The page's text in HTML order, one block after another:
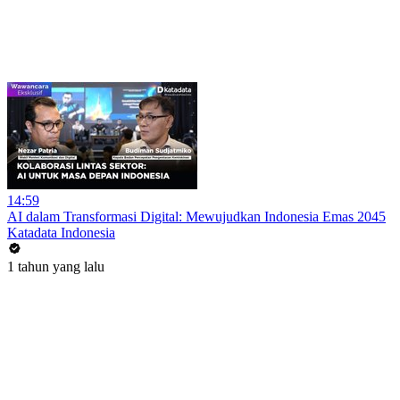
14:59
AI dalam Transformasi Digital: Mewujudkan Indonesia Emas 2045
Katadata Indonesia
1 tahun yang lalu